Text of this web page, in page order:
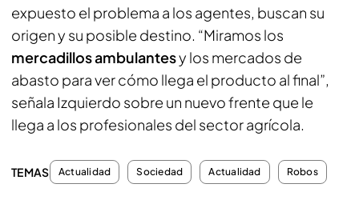
expuesto el problema a los agentes, buscan su
origen y su posible destino. “Miramos los
mercadillos ambulantesy los mercados de
abasto para ver cómo llega el producto al final”,
señala Izquierdo sobre un nuevo frente que le
llega a los profesionales del sector agrícola.
TEMAS Actualidad Sociedad Actualidad Robos